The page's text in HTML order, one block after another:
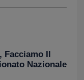
Facciamo Il
Nazionale